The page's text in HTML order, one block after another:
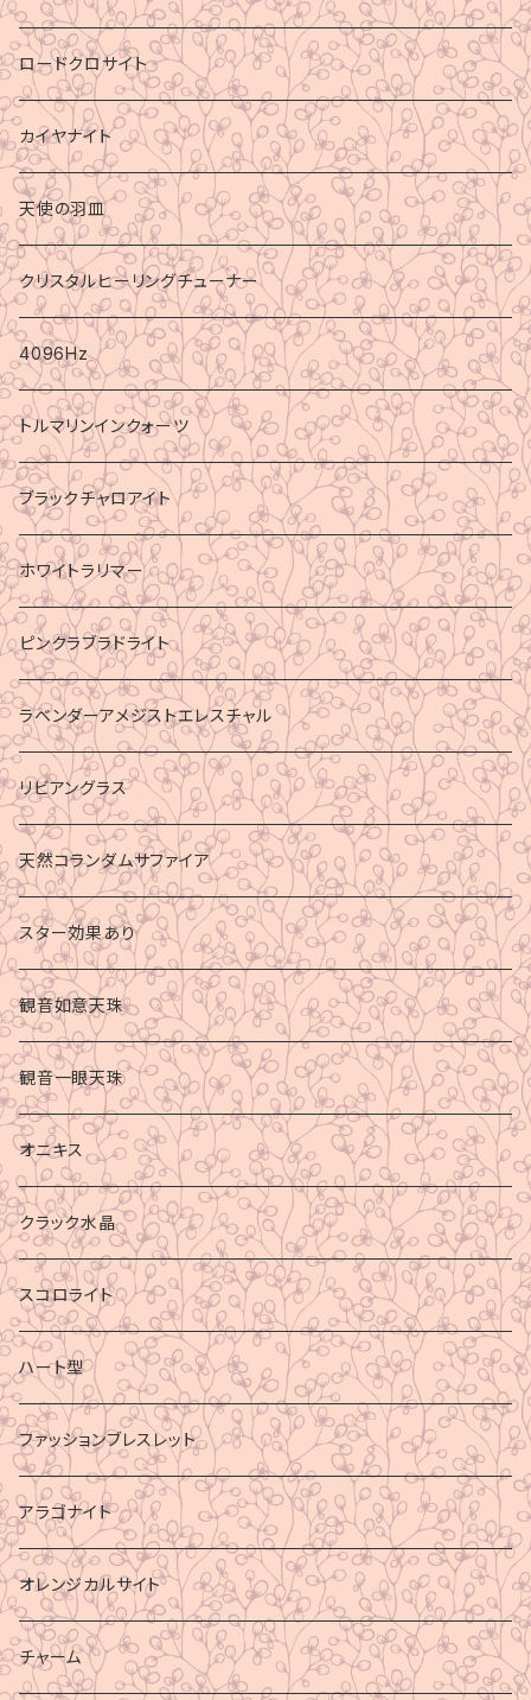
ロードクロサイト
カイヤナイト
天使の羽皿
クリスタルヒーリングチューナー
4096Hz
トルマリンインクォーツ
ブラックチャロアイト
ホワイトラリマー
ピンクラブラドライト
ラベンダーアメジストエレスチャル
リビアングラス
天然コランダムサファイア
スター効果あり
観音如意天珠
観音一眼天珠
オニキス
クラック水晶
スコロライト
ハート型
ファッションブレスレット
アラゴナイト
オレンジカルサイト
チャーム